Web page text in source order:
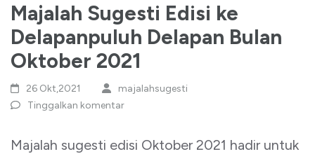
Majalah Sugesti Edisi ke
Delapanpuluh Delapan Bulan
Oktober 2021
26 Okt,2021
majalahsugesti
Tinggalkan komentar
Majalah sugesti edisi Oktober 2021 hadir untuk